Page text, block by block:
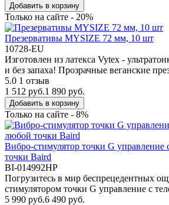
Добавить в корзину
Только на сайте - 20%
Презервативы MYSIZE 72 мм, 10 шт
10728-EU
Изготовлен из латекса Vytex -
и без запаха! Прозрачные веганские
5.0 1 отзыв
1 512 руб.1 890 руб.
Добавить в корзину
Только на сайте - 8%
Вибро-стимулятор точки G управление
точки Baird
BI-014992HP
Погрузитесь в мир беспрецедентных
стимулятором точки G управление с
5 990 руб.6 490 руб.